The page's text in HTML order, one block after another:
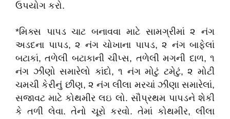
ઉપયોગ કરો.
*મિક્સ પાપડ ચાટ બનાવવા માટે સામગ્રીમાં ૨ નંગ
અડદના પાપડ, ૨ નંગ ચોખાના પાપડ, ૨ નંગ બાફેલાં
બટાકાં, તળેલી બટાકાની ચીપ્સ, તળેલી મગની દાળ, ૧
નંગ ઝીણો સમારેલો કાંદો, ૧ નંગ મોટું ટમેટું, ૨ મોટી
ચમચી કેરીનું છીણ, ૨ નંગ લીલા મરચાં ઝીણા સમારેલાં,
સજાવટ માટે કોથમીર લઇ લો. સૌપ્રથમ પાપડને શેકી
કે તળી લેવા. તેનો ચૂરો કરવો. તેમાં કોથમીર, લીલા